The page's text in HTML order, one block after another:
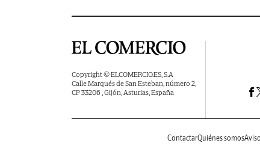
Copyright © ELCOMERCIO.ES, S.A
Calle Marqués de San Esteban, número 2,
CP 33206 , Gijón, Asturias, España
ContactarQuiénes somos